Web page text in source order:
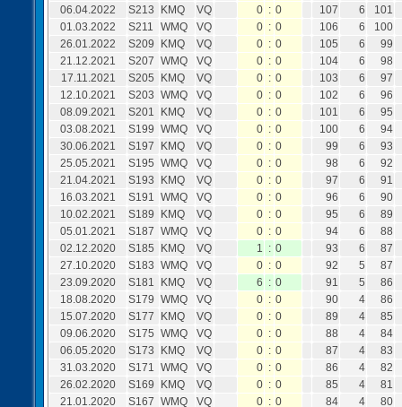
06.04.2022
S213 KMQ VQ 0 : 0 107 6
101
01.03.2022
S211 WMQ VQ 0 : 0 106 6
100
26.01.2022
S209 KMQ VQ 0 : 0 105 6
99
21.12.2021
S207 WMQ VQ 0 : 0 104 6
98
17.11.2021
S205 KMQ VQ 0 : 0 103 6
97
12.10.2021
S203 WMQ VQ 0 : 0 102 6
96
08.09.2021
S201 KMQ VQ 0 : 0 101 6
95
03.08.2021
S199 WMQ VQ 0 : 0 100 6
94
30.06.2021
S197 KMQ VQ 0 : 0 99 6
93
25.05.2021
S195 WMQ VQ 0 : 0 98 6
92
21.04.2021
S193 KMQ VQ 0 : 0 97 6
91
16.03.2021
S191 WMQ VQ 0 : 0 96 6
90
10.02.2021
S189 KMQ VQ 0 : 0 95 6
89
05.01.2021
S187 WMQ VQ 0 : 0 94 6
88
02.12.2020
S185 KMQ VQ 1 : 0 93 6
87
27.10.2020
S183 WMQ VQ 0 : 0 92 5
87
23.09.2020
S181 KMQ VQ 6 : 0 91 5
86
18.08.2020
S179 WMQ VQ 0 : 0 90 4
86
15.07.2020
S177 KMQ VQ 0 : 0 89 4
85
09.06.2020
S175 WMQ VQ 0 : 0 88 4
84
06.05.2020
S173 KMQ VQ 0 : 0 87 4
83
31.03.2020
S171 WMQ VQ 0 : 0 86 4
82
26.02.2020
S169 KMQ VQ 0 : 0 85 4
81
21.01.2020
S167 WMQ VQ 0 : 0 84 4
80